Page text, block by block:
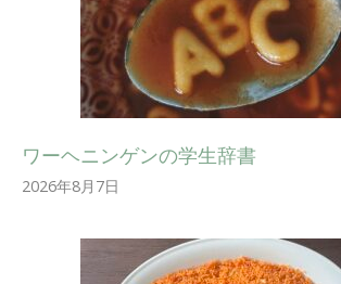
ワーヘニンゲンの学生辞書
2026年8月7日